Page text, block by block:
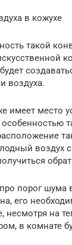
в кожухе
такой
воздуха.
имеет место
воздух
порог
его
несмотря на
в комнате